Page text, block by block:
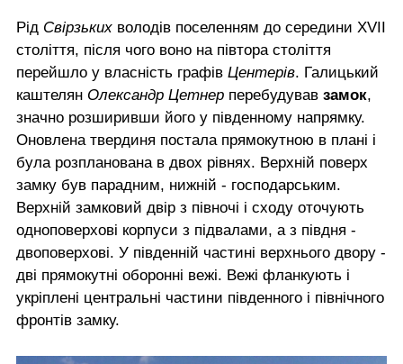
Рід Свірзьких володів поселенням до середини XVII
століття, після чого воно на півтора століття
перейшло у власність графів Центерів. Галицький
каштелян Олександр Цетнер перебудував замок,
значно розширивши його у південному напрямку.
Оновлена твердиня постала прямокутною в плані і
була розпланована в двох рівнях. Верхній поверх
замку був парадним, нижній - господарським.
Верхній замковий двір з півночі і сходу оточують
одноповерхові корпуси з підвалами, а з півдня -
двоповерхові. У південній частині верхнього двору -
дві прямокутні оборонні вежі. Вежі фланкують і
укріплені центральні частини південного і північного
фронтів замку.